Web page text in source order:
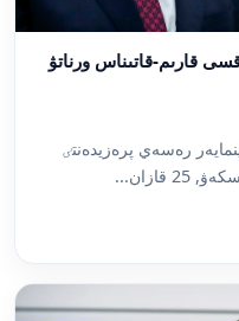
قارىم-قاتىناس ورناتۋ
رەسەي پرەزيدەنتٸ